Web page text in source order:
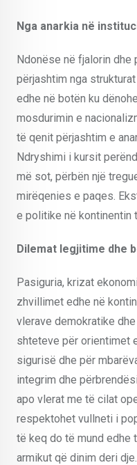
Nga anarkia në
Ndonëse në fjalorin
përjashtim nga
edhe në botën ku
mosdurimin e
të qenit përjashtim e
Ndryshimi i kursit
më sot, përbën një
mirëqenies e paqes.
e politike në kontinentin
Dilemat legjitime dhe
Pasiguria, krizat
zhvillimet edhe në
vlerave demokratike
shteteve për orientimet
sigurisë dhe për
integrim dhe
apo vlerat me të cilat
respektohet vullneti i
të keq do të mund edhe
armikut që dinim deri